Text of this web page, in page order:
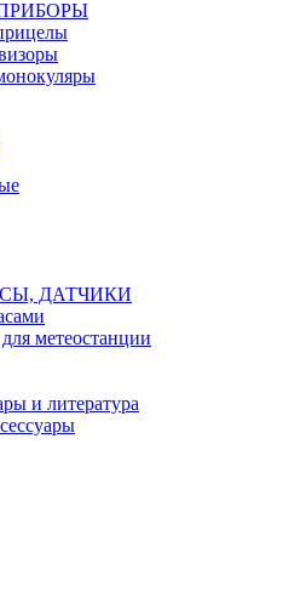
ДАТЧИКИ
метеостанции
и литература